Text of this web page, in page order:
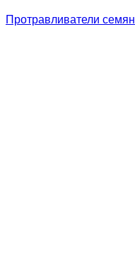
Протравливатели семян